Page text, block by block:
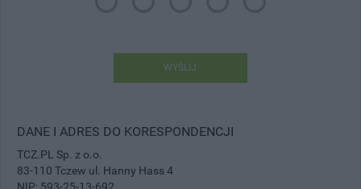
WYŚLIJ
DANE I ADRES DO KORESPONDENCJI
TCZ.PL Sp. z o.o.
83-110 Tczew ul. Hanny Hass 4